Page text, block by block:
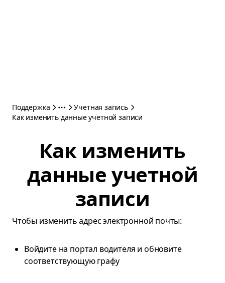
Поддержка
Учетная запись
Как изменить данные учетной записи
Как изменить
данные учетной
записи
Чтобы изменить адрес электронной почты:
Войдите на портал водителя и обновите
соответствующую графу